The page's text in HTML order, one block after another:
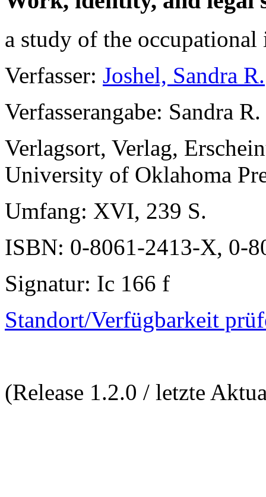
a study of the
Verfasser: Joshel, Sandra R.
Verfasserangabe: Sandra
Verlagsort, Verlag,
University of Oklahoma
Umfang: XVI, 239 S.
ISBN: 0-8061-2413-X, 0-
Signatur: Ic 166 f
Standort/Verfügbarkeit
(Release 1.2.0 / letzte